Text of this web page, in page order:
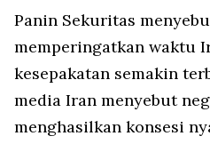
Panin Sekuritas
memperingatkan waktu
kesepakatan semakin
media Iran menyebut
menghasilkan konsesi